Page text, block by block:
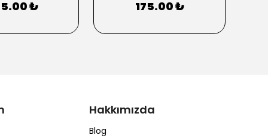
₺ 175.00 ₺
Hakkımızda
Blog